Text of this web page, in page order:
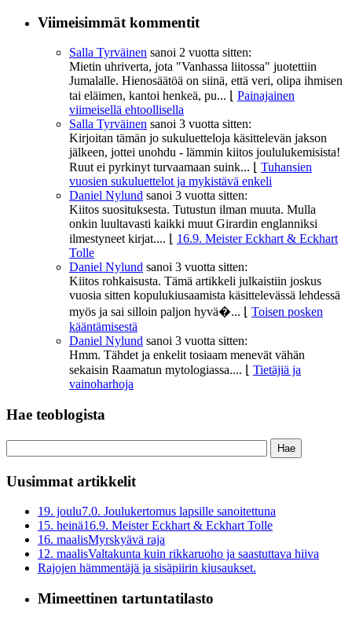
Viimeisimmät kommentit
Salla Tyrväinen sanoi 2 vuotta sitten:
Mietin uhriverta, jota "Vanhassa liitossa" juotettiin
Jumalalle. Hienosäätöä on siinä, että veri, olipa ihmisen
tai eläimen, kantoi henkeä, pu...
Painajainen
viimeisellä ehtoollisella
Salla Tyrväinen sanoi 3 vuotta sitten:
Kirjoitan tämän jo sukuluetteloja käsittelevän jakson
jälkeen, jottei unohdu - lämmin kiitos joululukemisista!
Ruut ei pyrkinyt turvaamaan suink...
Tuhansien
vuosien sukuluettelot ja mykistävä enkeli
Daniel Nylund sanoi 3 vuotta sitten:
Kiitos suosituksesta. Tutustun ilman muuta. Mulla
onkin luultavasti kaikki muut Girardin englanniksi
ilmestyneet kirjat....
16.9. Meister Eckhart & Eckhart
Tolle
Daniel Nylund sanoi 3 vuotta sitten:
Kiitos rohkaisusta. Tämä artikkeli julkaistiin joskus
vuosia sitten kopulukiusaamista käsittelevässä lehdessä
myös ja sai silloin paljon hyvä�...
Toisen posken
kääntämisestä
Daniel Nylund sanoi 3 vuotta sitten:
Hmm. Tähdet ja enkelit tosiaam menevät vähän
sekaisin Raamatun mytologiassa....
Tietäjiä ja
vainoharhoja
Hae teoblogista
Uusimmat artikkelit
19. joulu7.0. Joulukertomus lapsille sanoitettuna
15. heinä16.9. Meister Eckhart & Eckhart Tolle
16. maalisMyrskyävä raja
12. maalisValtakunta kuin rikkaruoho ja saastuttava hiiva
Rajojen hämmentäjä ja sisäpiirin kiusaukset.
Mimeettinen tartuntatilasto